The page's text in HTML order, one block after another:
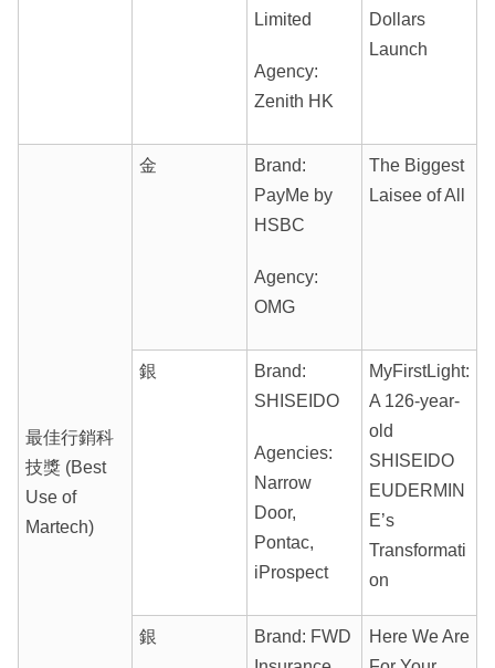
Limited
Agency:
Zenith HK
Dollars
Launch
最佳行銷科
技獎 (Best
Use of
Martech)
金
Brand:
PayMe by
HSBC
Agency:
OMG
The Biggest
Laisee of All
銀
Brand:
SHISEIDO
Agencies:
Narrow
Door,
Pontac,
iProspect
MyFirstLight:
A 126-year-
old
SHISEIDO
EUDERMIN
E’s
Transformati
on
銀
Brand: FWD
Here We Are